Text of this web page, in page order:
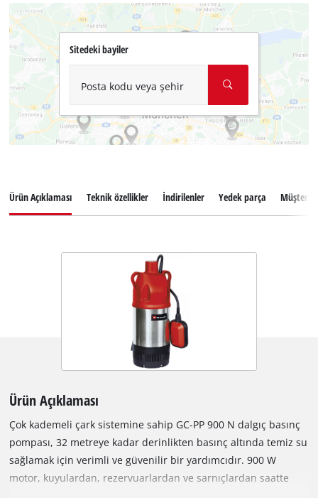
Sitedeki bayiler
Posta kodu veya şehir
Ürün Açıklaması Teknik özellikler İndirilenler Yedek parça Müşteri
Ürün Açıklaması
Çok kademeli çark sistemine sahip GC-PP 900 N dalgıç basınç
pompası, 32 metreye kadar derinlikten basınç altında temiz su
sağlamak için verimli ve güvenilir bir yardımcıdır. 900 W
motor, kuyulardan, rezervuarlardan ve sarnıçlardan saatte